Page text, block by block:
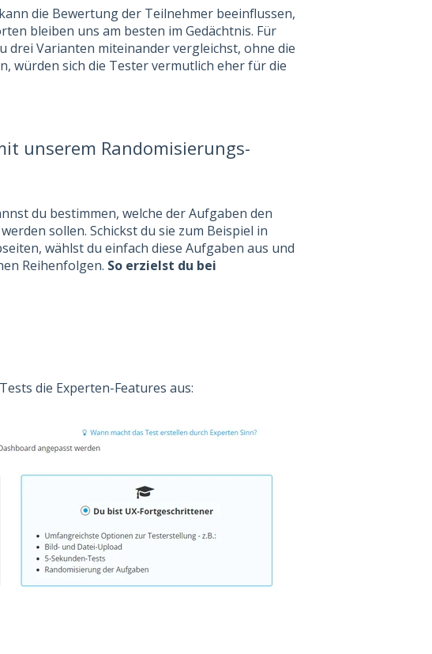
die Bewertung der Teilnehmer beeinflussen,
bleiben uns am besten im Gedächtnis. Für
drei Varianten miteinander vergleichst, ohne die
würden sich die Tester vermutlich eher für die
unserem Randomisierungs-
du bestimmen, welche der Aufgaben den
sollen. Schickst du sie zum Beispiel in
wählst du einfach diese Aufgaben aus und
Reihenfolgen. So erzielst du bei
die Experten-Features aus: